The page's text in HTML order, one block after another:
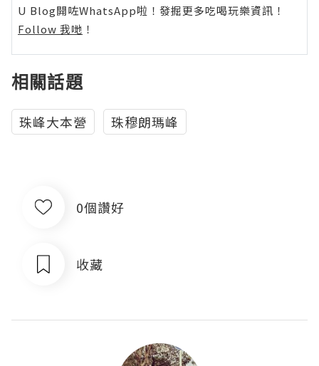
U Blog開咗WhatsApp啦！發掘更多吃喝玩樂資訊！
Follow 我哋 ！
相關話題
珠峰大本營 珠穆朗瑪峰
0個讚好
收藏